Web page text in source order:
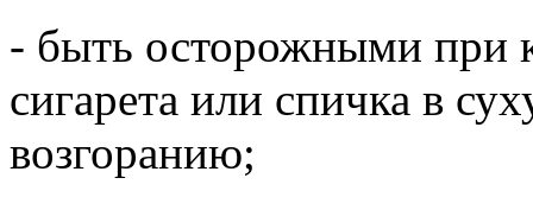
- быть осторожными при
сигарета или спичка в
возгоранию;